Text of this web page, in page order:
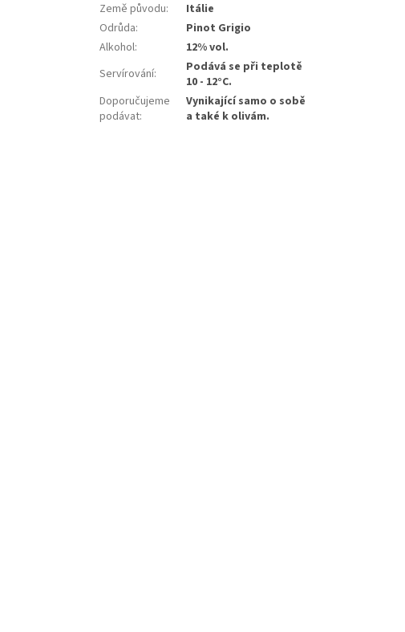
Země původu:
Itálie
Odrůda:
Pinot Grigio
Alkohol:
12% vol.
Servírování:
Podává se při teplotě
10 - 12°C.
Doporučujeme
podávat:
Vynikající samo o sobě
a také k olivám.